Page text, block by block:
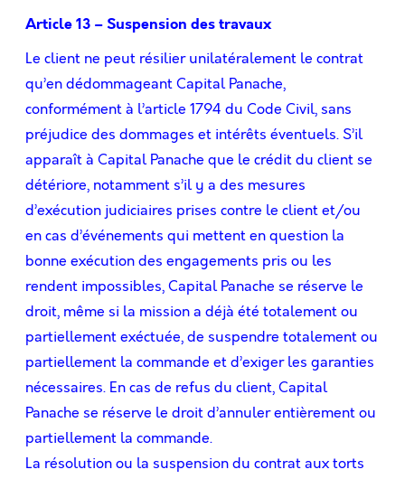
Article 13 – Suspension des travaux
Le client ne peut résilier unilatéralement le contrat
qu’en dédommageant Capital Panache,
conformément à l’article 1794 du Code Civil, sans
préjudice des dommages et intérêts éventuels. S’il
apparaît à Capital Panache que le crédit du client se
détériore, notamment s’il y a des mesures
d’exécution judiciaires prises contre le client et/ou
en cas d’événements qui mettent en question la
bonne exécution des engagements pris ou les
rendent impossibles, Capital Panache se réserve le
droit, même si la mission a déjà été totalement ou
partiellement exéctuée, de suspendre totalement ou
partiellement la commande et d’exiger les garanties
nécessaires. En cas de refus du client, Capital
Panache se réserve le droit d’annuler entièrement ou
partiellement la commande.
La résolution ou la suspension du contrat aux torts